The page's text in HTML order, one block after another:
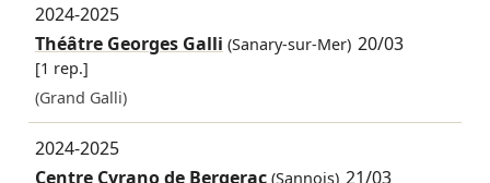
2024-2025
Théâtre Georges Galli (Sanary-sur-Mer) 20/03
[1 rep.]
(Grand Galli)
2024-2025
(Sannois)